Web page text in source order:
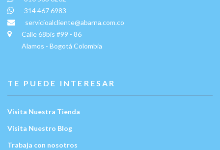
314 467 6983
servicioalcliente@abarna.com.co
Calle 68bis #99 - 86
Alamos - Bogotá Colombia
TE PUEDE INTERESAR
Visita Nuestra Tienda
Visita Nuestro Blog
Trabaja con nosotros